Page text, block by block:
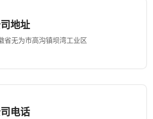
地址
省无为市高沟镇坝湾工业区
电话